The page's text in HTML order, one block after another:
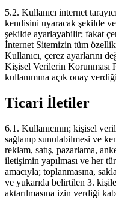
5.2. Kullanıcı internet
kendisini uyaracak şekilde
şekilde ayarlayabilir; fakat
İnternet Sitemizin tüm
Kullanıcı, çerez ayarlarını
Kişisel Verilerin Korunması
kullanımına açık onay
Ticari İletiler
6.1. Kullanıcının; kişisel
sağlanıp sunulabilmesi ve
reklam, satış, pazarlama,
iletişimin yapılması ve her
amacıyla; toplanmasına,
ve yukarıda belirtilen 3.
aktarılmasına izin verdiği